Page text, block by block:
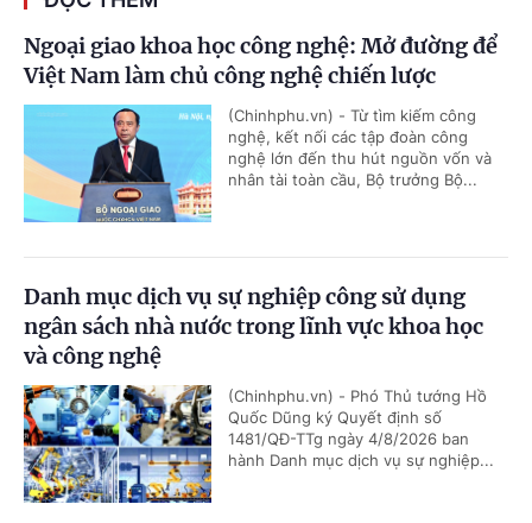
Ngoại giao khoa học công nghệ: Mở đường để
Việt Nam làm chủ công nghệ chiến lược
(Chinhphu.vn) - Từ tìm kiếm công
nghệ, kết nối các tập đoàn công
nghệ lớn đến thu hút nguồn vốn và
nhân tài toàn cầu, Bộ trưởng Bộ...
Danh mục dịch vụ sự nghiệp công sử dụng
ngân sách nhà nước trong lĩnh vực khoa học
và công nghệ
(Chinhphu.vn) - Phó Thủ tướng Hồ
Quốc Dũng ký Quyết định số
1481/QĐ-TTg ngày 4/8/2026 ban
hành Danh mục dịch vụ sự nghiệp...